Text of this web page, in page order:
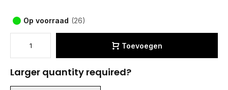
Op voorraad (26)
Toevoegen
Larger quantity required?